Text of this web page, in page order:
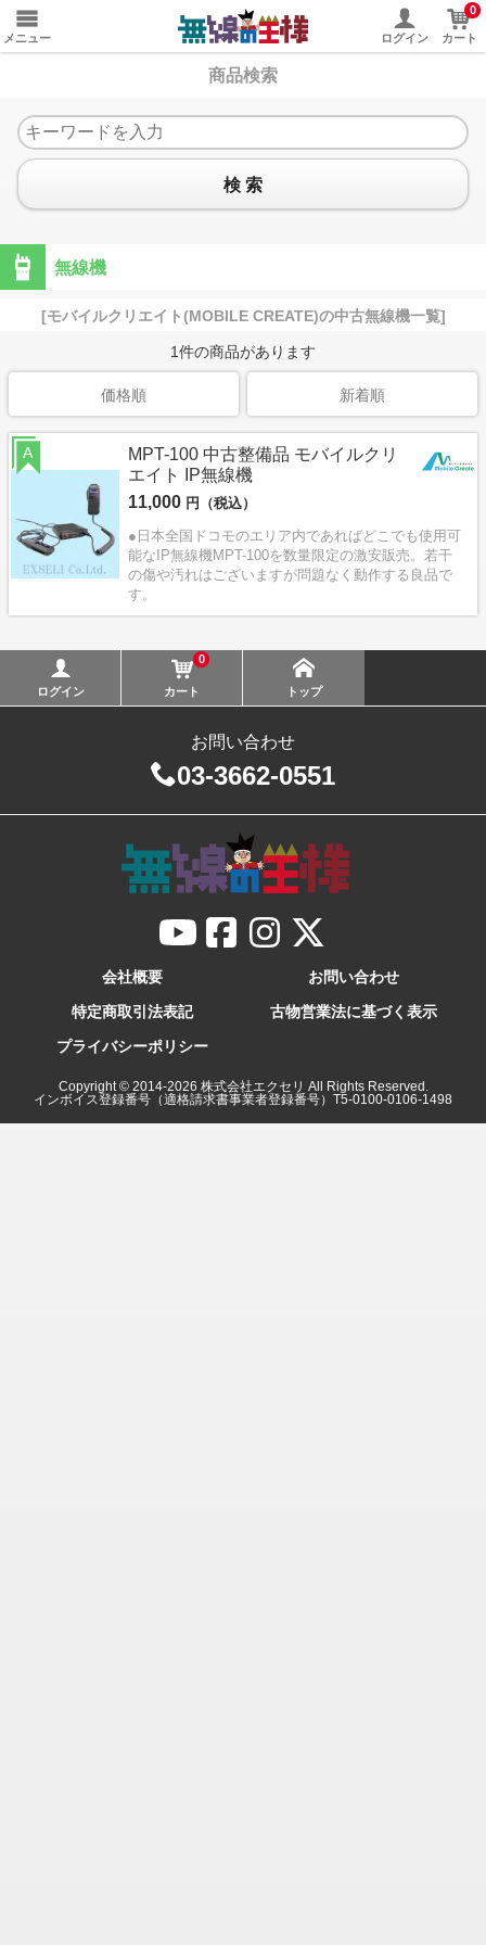
メニュー ログイン
0
カート
商品検索
検 索
無線機
[モバイルクリエイト(MOBILE CREATE)の中古無線機一覧]
1件の商品があります
価格順 新着順
MPT-100 中古整備品 モバイルクリ
エイト IP無線機
11,000 円（税込）
●日本全国ドコモのエリア内であればどこでも使用可
能なIP無線機MPT-100を数量限定の激安販売。若干
の傷や汚れはございますが問題なく動作する良品で
す。
A
ログイン
0
カート トップ
お問い合わせ
03-3662-0551
会社概要
お問い合わせ
特定商取引法表記
古物営業法に基づく表示
プライバシーポリシー
Copyright © 2014-2026 株式会社エクセリ All Rights Reserved.
インボイス登録番号（適格請求書事業者登録番号）T5-0100-0106-1498